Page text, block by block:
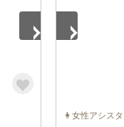
👩‍女性アシス